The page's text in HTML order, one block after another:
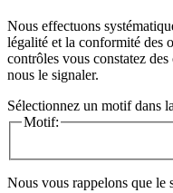
Nous effectuons
légalité et la conformité des
contrôles vous constatez
nous le signaler.
Sélectionnez un motif dans
Motif:
Nous vous rappelons que le